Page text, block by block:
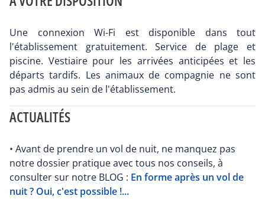
Une connexion Wi-Fi est disponible dans tout
l'établissement gratuitement. Service de plage et
piscine. Vestiaire pour les arrivées anticipées et les
départs tardifs. Les animaux de compagnie ne sont
pas admis au sein de l'établissement.
ACTUALITÉS
• Avant de prendre un vol de nuit, ne manquez pas
notre dossier pratique avec tous nos conseils, à
consulter sur notre BLOG : En forme après un vol de
nuit ? Oui, c'est possible !...